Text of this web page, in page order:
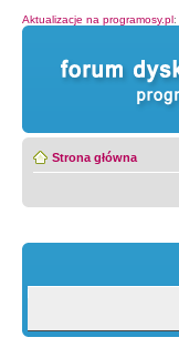
Aktualizacje na programosy.pl:
Strona główna